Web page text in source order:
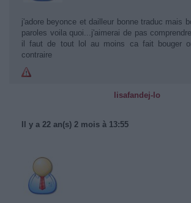
j'adore beyonce et dailleur bonne traduc mais
paroles voila quoi...j'aimerai de pas
il faut de tout lol au moins ca fait bouger
contraire
lisafandej-lo
Il y a 22 an(s) 2 mois à 13:55